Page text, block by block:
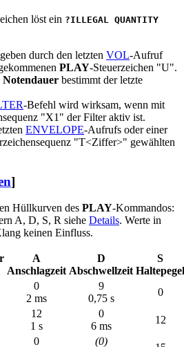
löst ein ?ILLEGAL QUANTITY
durch den letzten VOL-Aufruf
PLAY-Steuerzeichen "U".
Notendauer bestimmt der letzte
-Befehl wird wirksam, wenn mit
"X1" der Filter aktiv ist.
ENVELOPE-Aufrufs oder einer
"T<Ziffer>" gewählten
]
Hüllkurven des PLAY-Kommandos:
A, D, S, R siehe Details. Werte in
keinen Einfluss.
A
Anschlagzeit
D
Abschwellzeit
S
Haltepegel
0
2 ms
9
0,75 s
0
12
1 s
0
6 ms
12
0 (0)